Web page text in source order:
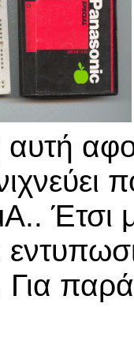
Έτσι
Για